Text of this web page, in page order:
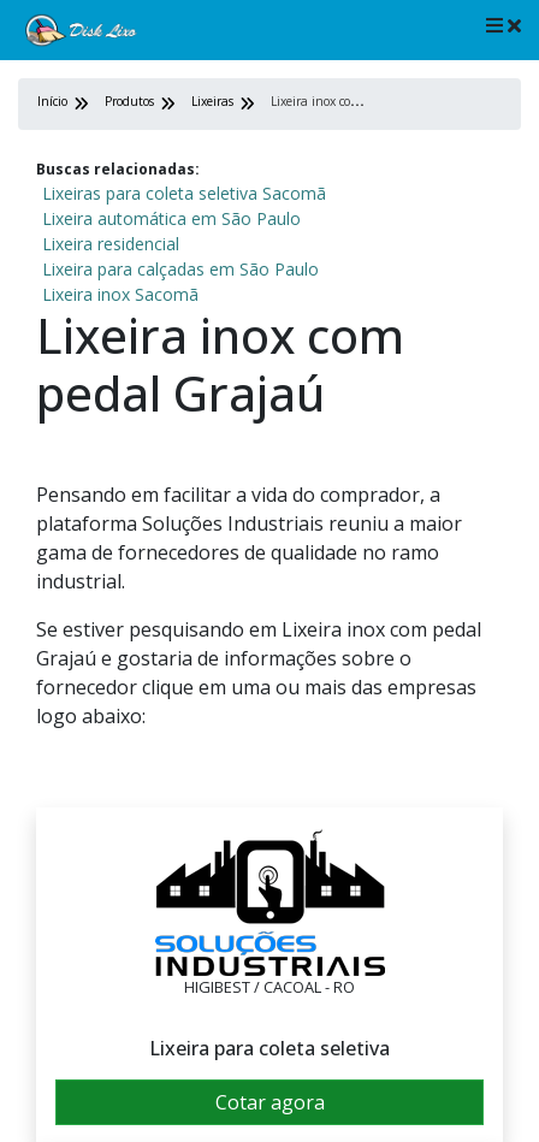
Início Produtos Lixeiras L
ixeira inox com pedal Grajaú
Buscas relacionadas:
Lixeiras para coleta seletiva Sacomã
Lixeira automática em São Paulo
Lixeira residencial
Lixeira para calçadas em São Paulo
Lixeira inox Sacomã
Lixeira inox com
pedal Grajaú
Pensando em facilitar a vida do comprador, a
plataforma Soluções Industriais reuniu a maior
gama de fornecedores de qualidade no ramo
industrial.
Se estiver pesquisando em Lixeira inox com pedal
Grajaú e gostaria de informações sobre o
fornecedor clique em uma ou mais das empresas
logo abaixo:
HIGIBEST / CACOAL - RO
Lixeira para coleta seletiva
Cotar agora